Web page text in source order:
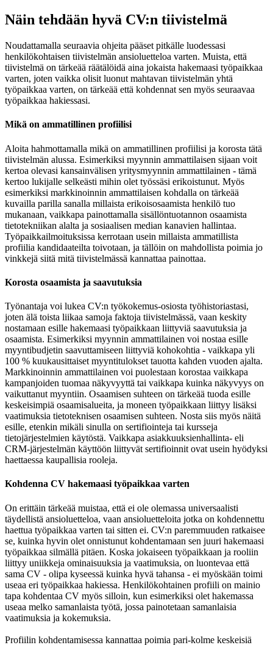
Näin tehdään hyvä CV:n tiivistelmä
Noudattamalla seuraavia ohjeita pääset pitkälle luodessasi
henkilökohtaisen tiivistelmän ansioluetteloa varten. Muista, että
tiivistelmä on tärkeää räätälöidä aina jokaista hakemaasi työpaikkaa
varten, joten vaikka olisit luonut mahtavan tiivistelmän yhtä
työpaikkaa varten, on tärkeää että kohdennat sen myös seuraavaa
työpaikkaa hakiessasi.
Mikä on ammatillinen profiilisi
Aloita hahmottamalla mikä on ammatillinen profiilisi ja korosta tätä
tiivistelmän alussa. Esimerkiksi myynnin ammattilaisen sijaan voit
kertoa olevasi kansainvälisen yritysmyynnin ammattilainen - tämä
kertoo lukijalle selkeästi mihin olet työssäsi erikoistunut. Myös
esimerkiksi markkinoinnin ammattilaisen kohdalla on tärkeää
kuvailla parilla sanalla millaista erikoisosaamista henkilö tuo
mukanaan, vaikkapa painottamalla sisällöntuotannon osaamista
tietotekniikan alalta ja sosiaalisen median kanavien hallintaa.
Työpaikkailmoituksissa kerrotaan usein millaista ammatillista
profiilia kandidaateilta toivotaan, ja tällöin on mahdollista poimia jo
vinkkejä siitä mitä tiivistelmässä kannattaa painottaa.
Korosta osaamista ja saavutuksia
Työnantaja voi lukea CV:n työkokemus-osiosta työhistoriastasi,
joten älä toista liikaa samoja faktoja tiivistelmässä, vaan keskity
nostamaan esille hakemaasi työpaikkaan liittyviä saavutuksia ja
osaamista. Esimerkiksi myynnin ammattilainen voi nostaa esille
myyntibudjetin saavuttamiseen liittyviä kohokohtia - vaikkapa yli
100 % kuukausittaiset myyntitulokset tauotta kahden vuoden ajalta.
Markkinoinnin ammattilainen voi puolestaan korostaa vaikkapa
kampanjoiden tuomaa näkyvyyttä tai vaikkapa kuinka näkyvyys on
vaikuttanut myyntiin. Osaamisen suhteen on tärkeää tuoda esille
keskeisimpiä osaamisalueita, ja moneen työpaikkaan liittyy lisäksi
vaatimuksia tietoteknisen osaamisen suhteen. Nosta siis myös näitä
esille, etenkin mikäli sinulla on sertifiointeja tai kursseja
tietojärjestelmien käytöstä. Vaikkapa asiakkuuksienhallinta- eli
CRM-järjestelmän käyttöön liittyvät sertifioinnit ovat usein hyödyksi
haettaessa kaupallisia rooleja.
Kohdenna CV hakemaasi työpaikkaa varten
On erittäin tärkeää muistaa, että ei ole olemassa universaalisti
täydellistä ansioluetteloa, vaan ansioluetteloita jotka on kohdennettu
haettua työpaikkaa varten tai sitten ei. CV:n paremmuuden ratkaisee
se, kuinka hyvin olet onnistunut kohdentamaan sen juuri hakemaasi
työpaikkaa silmällä pitäen. Koska jokaiseen työpaikkaan ja rooliin
liittyy uniikkeja ominaisuuksia ja vaatimuksia, on luontevaa että
sama CV - olipa kyseessä kuinka hyvä tahansa - ei myöskään toimi
useaa eri työpaikkaa hakiessa. Henkilökohtainen profiili on mainio
tapa kohdentaa CV myös silloin, kun esimerkiksi olet hakemassa
useaa melko samanlaista työtä, jossa painotetaan samanlaisia
vaatimuksia ja kokemuksia.
Profiilin kohdentamisessa kannattaa poimia pari-kolme keskeisiä